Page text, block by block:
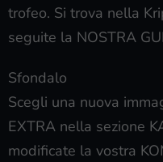
trofeo. Si trova nella
seguite la NOSTRA
Sfondalo
Scegli una nuova
EXTRA nella sezione
modificate la vostra